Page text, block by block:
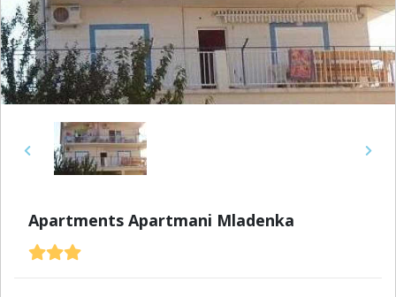
Previous Next
Apartments Apartmani Mladenka